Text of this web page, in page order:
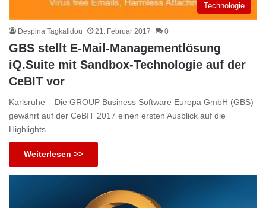
Technologie
Despina Tagkalidou 21. Februar 2017 0
GBS stellt E-Mail-Managementlösung
iQ.Suite mit Sandbox-Technologie auf der
CeBIT vor
Karlsruhe – Die GROUP Business Software Europa GmbH (GBS)
gewährt auf der CeBIT 2017 einen ersten Ausblick auf die
Highlights…
Weiterlesen >>